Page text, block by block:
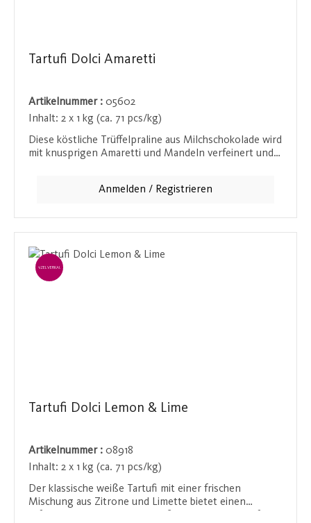
Tartufi Dolci Amaretti
Artikelnummer : 05602
Inhalt: 2 x 1 kg (ca. 71 pcs/kg)
Diese köstliche Trüffelpraline aus Milchschokolade wird
mit knusprigen Amaretti und Mandeln verfeinert und
Amaretti und Mandeln für einen angenehmen Crunch
als besonderes Geschenk.
Anmelden / Registrieren
EINZELVERKAUF
Tartufi Dolci Lemon & Lime
Artikelnummer : 08918
Inhalt: 2 x 1 kg (ca. 71 pcs/kg)
Der klassische weiße Tartufi mit einer frischen
Mischung aus Zitrone und Limette bietet einen